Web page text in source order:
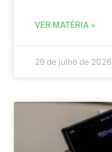
VER MATÉRIA »
29 de julho de 2026